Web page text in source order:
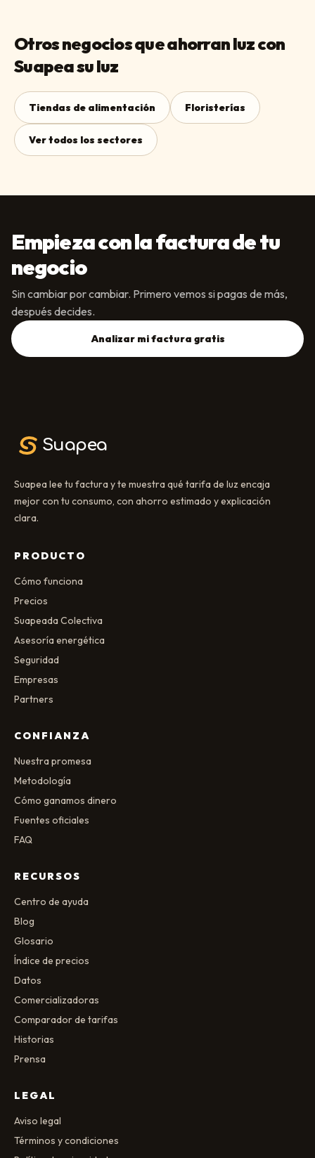
Otros negocios que ahorran luz con
Suapea su luz
Tiendas de alimentación Floristerías
Ver todos los sectores
Empieza con la factura de tu
negocio
Sin cambiar por cambiar. Primero vemos si pagas de más,
después decides.
Analizar mi factura gratis
Suapea
Suapea lee tu factura y te muestra qué tarifa de luz encaja
mejor con tu consumo, con ahorro estimado y explicación
clara.
PRODUCTO
Cómo funciona
Precios
Suapeada Colectiva
Asesoría energética
Seguridad
Empresas
Partners
CONFIANZA
Nuestra promesa
Metodología
Cómo ganamos dinero
Fuentes oficiales
FAQ
RECURSOS
Centro de ayuda
Blog
Glosario
Índice de precios
Datos
Comercializadoras
Comparador de tarifas
Historias
Prensa
LEGAL
Aviso legal
Términos y condiciones